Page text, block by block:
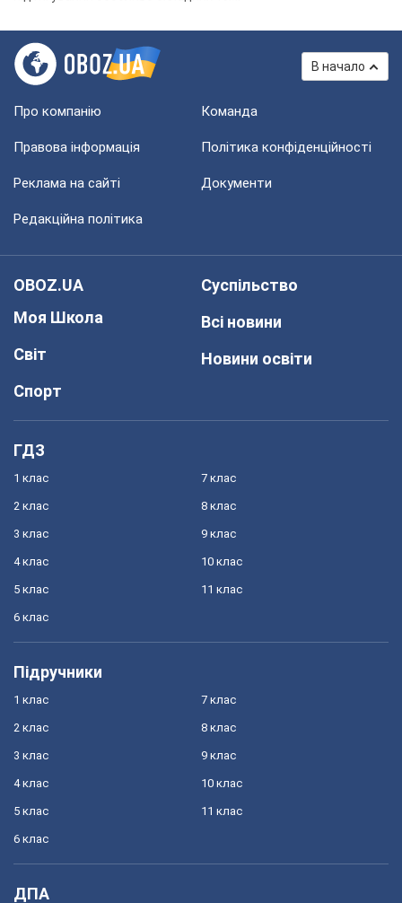
В начало
Про компанію Команда
Правова інформація Політика конфіденційності
Реклама на сайті Документи
Редакційна політика
OBOZ.UA
Моя Школа
Світ
Спорт
Суспільство
Всі новини
Новини освіти
ГДЗ
1 клас
2 клас
3 клас
4 клас
5 клас
6 клас
7 клас
8 клас
9 клас
10 клас
11 клас
Підручники
1 клас
2 клас
3 клас
4 клас
5 клас
6 клас
7 клас
8 клас
9 клас
10 клас
11 клас
ДПА